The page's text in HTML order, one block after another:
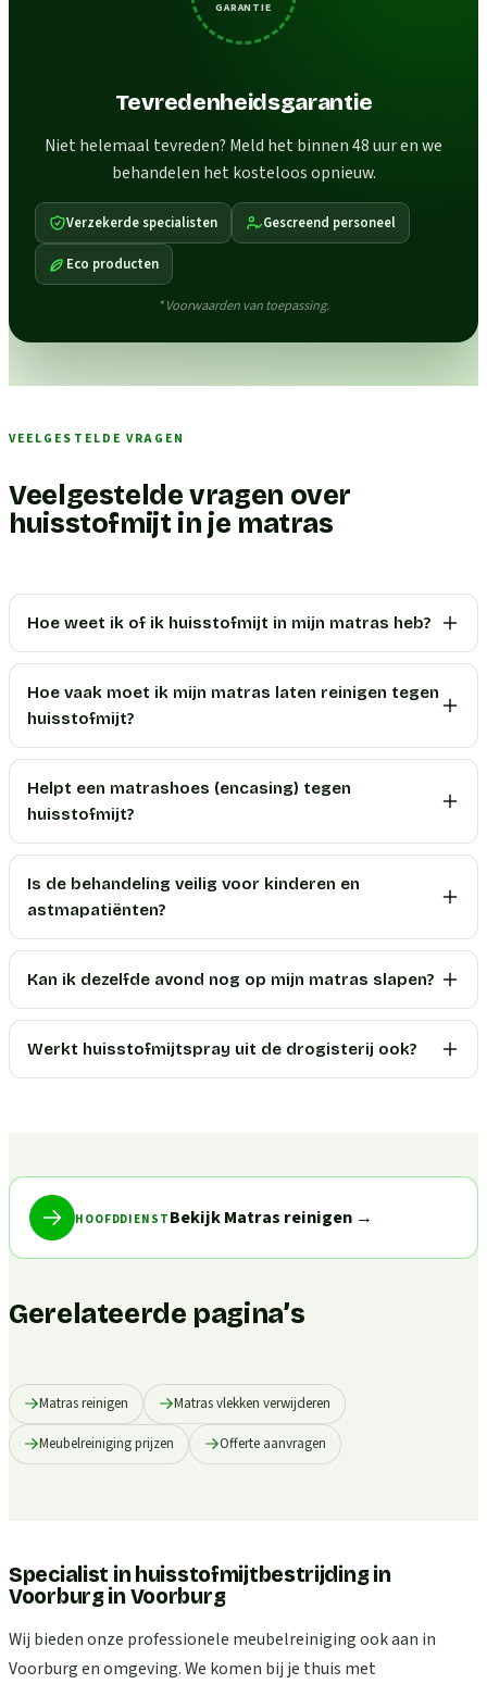
GARANTIE
Tevredenheidsgarantie
Niet helemaal tevreden? Meld het binnen 48 uur en we
behandelen het kosteloos opnieuw.
Verzekerde specialisten Gescreend personeel
Eco producten
* Voorwaarden van toepassing.
VEELGESTELDE VRAGEN
Veelgestelde vragen over
huisstofmijt in je matras
Hoe weet ik of ik huisstofmijt in mijn matras heb?
Hoe vaak moet ik mijn matras laten reinigen tegen
huisstofmijt?
Helpt een matrashoes (encasing) tegen
huisstofmijt?
Is de behandeling veilig voor kinderen en
astmapatiënten?
Kan ik dezelfde avond nog op mijn matras slapen?
Werkt huisstofmijtspray uit de drogisterij ook?
HOOFDDIENST Bekijk Matras reinigen→
Gerelateerde pagina’s
Matras reinigen Matras vlekken verwijderen
Meubelreiniging prijzen Offerte aanvragen
Specialist in huisstofmijtbestrijding in
VoorburginVoorburg
Wij bieden onze professionele meubelreiniging ook aan in
Voorburg en omgeving. We komen bij je thuis met